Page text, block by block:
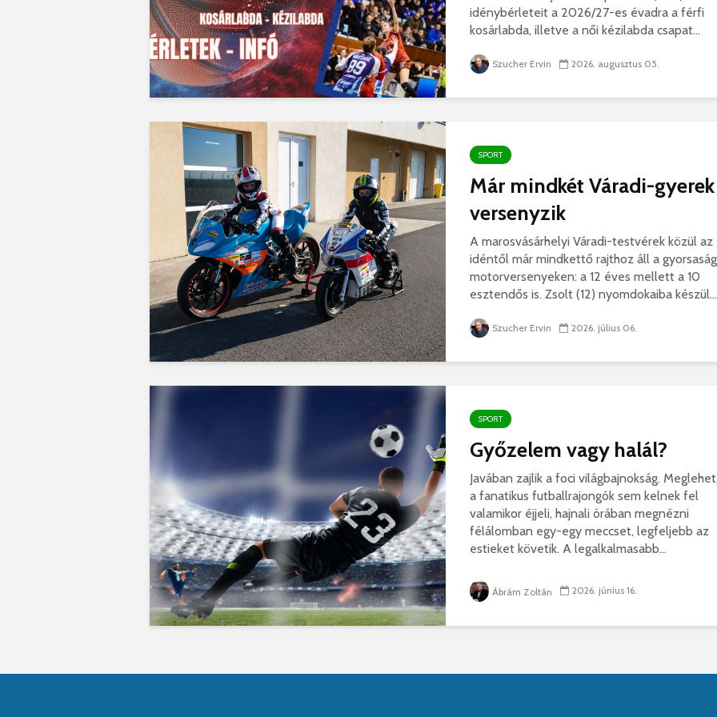
idénybérleteit a 2026/27-es évadra a férfi
kosárlabda, illetve a női kézilabda csapat...
Szucher Ervin 2026. augusztus 05.
SPORT
Már mindkét Váradi-gyerek
versenyzik
A marosvásárhelyi Váradi-testvérek közül az
idéntől már mindkettő rajthoz áll a
motorversenyeken: a 12 éves mellett a 10
esztendős is. Zsolt (12) nyomdokaiba készül...
Szucher Ervin 2026. július 06.
SPORT
Győzelem vagy halál?
Javában zajlik a foci világbajnokság.
a fanatikus futballrajongók sem kelnek fel
valamikor éjjeli, hajnali órában megnézni
félálomban egy-egy meccset, legfeljebb az
estieket követik. A legalkalmasabb...
Ábrám Zoltán 2026. június 16.